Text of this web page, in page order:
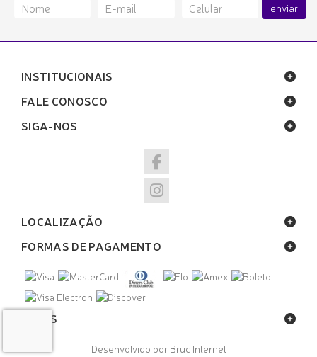
enviar
INSTITUCIONAIS
FALE CONOSCO
SIGA-NOS
LOCALIZAÇÃO
FORMAS DE PAGAMENTO
SELOS
Desenvolvido por Bruc Internet